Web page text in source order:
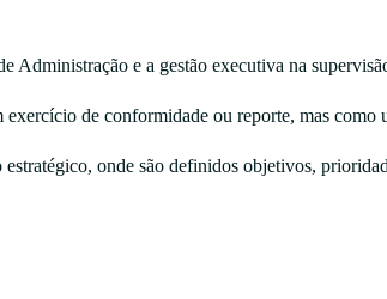
e a gestão executiva na
de conformidade ou reporte, mas como
onde são definidos objetivos,